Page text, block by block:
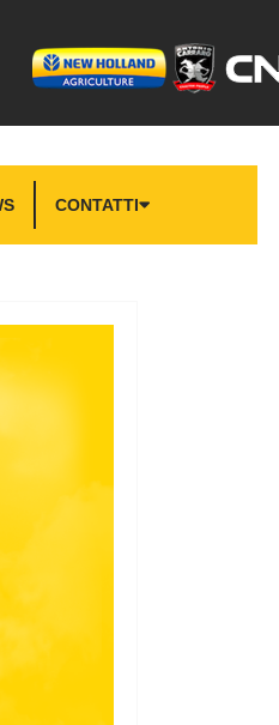
CONTATTI